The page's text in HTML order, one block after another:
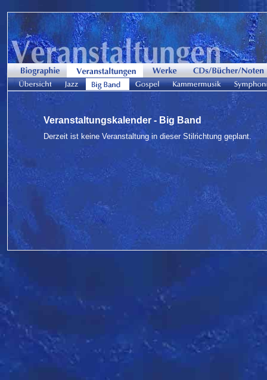
Veranstaltungskalender - Big Band
Derzeit ist keine Veranstaltung in dieser Stilrichtung geplant.